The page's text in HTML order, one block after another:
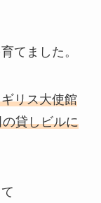
てました。
リス大使館
貸しビルに